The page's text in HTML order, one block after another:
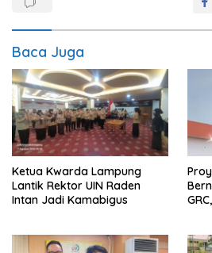
Baca Juga
Ketua Kwarda Lampung
Lantik Rektor UIN Raden
Intan Jadi Kamabigus
GRC, PT Brantas Abipraya